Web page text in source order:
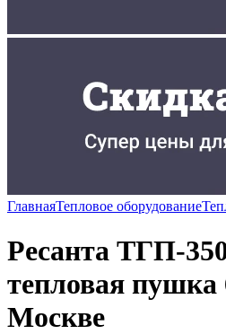
ГлавнаяТепловое оборудование
Ресанта ТГП-
тепловая пушка
Москве